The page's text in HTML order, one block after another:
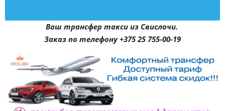
Ваш трансфер такси из Свислочи.
Заказ по телефону +375 25 755-00-19